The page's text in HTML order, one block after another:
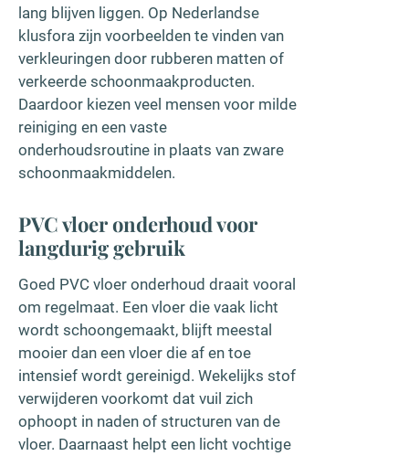
lang blijven liggen. Op Nederlandse
klusfora zijn voorbeelden te vinden van
verkleuringen door rubberen matten of
verkeerde schoonmaakproducten.
Daardoor kiezen veel mensen voor milde
reiniging en een vaste
onderhoudsroutine in plaats van zware
schoonmaakmiddelen.
PVC vloer onderhoud voor
langdurig gebruik
Goed PVC vloer onderhoud draait vooral
om regelmaat. Een vloer die vaak licht
wordt schoongemaakt, blijft meestal
mooier dan een vloer die af en toe
intensief wordt gereinigd. Wekelijks stof
verwijderen voorkomt dat vuil zich
ophoopt in naden of structuren van de
vloer. Daarnaast helpt een licht vochtige